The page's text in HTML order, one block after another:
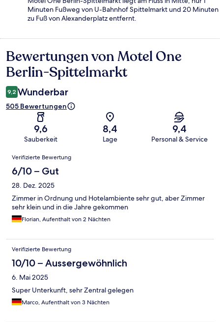
Minuten Fußweg von U-Bahnhof Spittelmarkt und 20 Minuten
zu Fuß von Alexanderplatz entfernt.
Bewertungen
Bewertungen von Motel One
Berlin-Spittelmarkt
9,2 Wunderbar
505 Bewertungen
9,6
Sauberkeit
8,4
Lage
9,4
Personal & Service
Bewertungen
Verifizierte Bewertung
6/10 – Gut
28. Dez. 2025
Zimmer in Ordnung und Hotelambiente sehr gut, aber Zimmer
sehr klein und in die Jahre gekommen
Florian, Aufenthalt von 2 Nächten
Verifizierte Bewertung
10/10 – Aussergewöhnlich
6. Mai 2025
Super Unterkunft, sehr Zentral gelegen
Marco, Aufenthalt von 3 Nächten